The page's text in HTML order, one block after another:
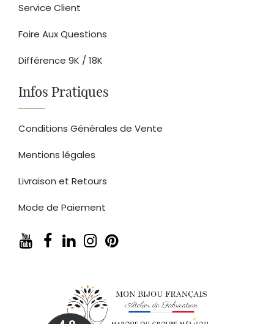
Service Client
Foire Aux Questions
Différence 9K / 18K
Infos Pratiques
Conditions Générales de Vente
Mentions légales
Livraison et Retours
Mode de Paiement